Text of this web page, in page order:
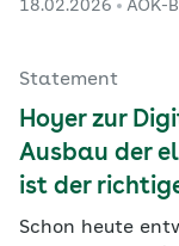
18.02.2026 AOK-
Statement
Hoyer zur
Ausbau der
ist der
Schon heute